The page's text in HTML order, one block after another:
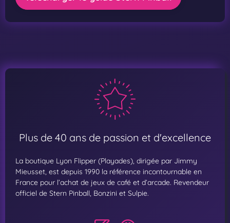
Plus de 40 ans de passion et d'excellence
La boutique Lyon Flipper (Playades), dirigée par Jimmy
Mieusset, est depuis 1990 la référence incontournable en
France pour l’achat de jeux de café et d’arcade. Revendeur
officiel de Stern Pinball, Bonzini et Sulpie.